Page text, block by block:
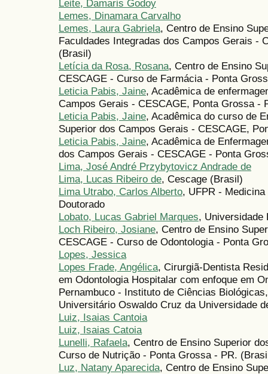
Leite, Damaris Godoy
Lemes, Dinamara Carvalho
Lemes, Laura Gabriela, Centro de Ensino
Faculdades Integradas dos Campos Gerais -
(Brasil)
Letícia da Rosa, Rosana, Centro de Ensino
CESCAGE - Curso de Farmácia - Ponta
Leticia Pabis, Jaine, Acadêmica de
Campos Gerais - CESCAGE, Ponta Grossa -
Leticia Pabis, Jaine, Acadêmica do curso de
Superior dos Campos Gerais - CESCAGE,
Leticia Pabis, Jaine, Acadêmica de
dos Campos Gerais - CESCAGE - Ponta
Lima, José André Przybytovicz Andrade de
Lima, Lucas Ribeiro de, Cescage (Brasil)
Lima Utrabo, Carlos Alberto, UFPR -
Doutorado
Lobato, Lucas Gabriel Marques, Universidade
Loch Ribeiro, Josiane, Centro de Ensino
CESCAGE - Curso de Odontologia - Ponta
Lopes, Jessica
Lopes Frade, Angélica, Cirurgiã-Dentista
em Odontologia Hospitalar com enfoque em
Pernambuco - Instituto de Ciências
Universitário Oswaldo Cruz da Universidade
Luiz, Isaias Cantoia
Luiz, Isaias Catoia
Lunelli, Rafaela, Centro de Ensino Superior
Curso de Nutrição - Ponta Grossa - PR.
Luz, Natany Aparecida, Centro de Ensino